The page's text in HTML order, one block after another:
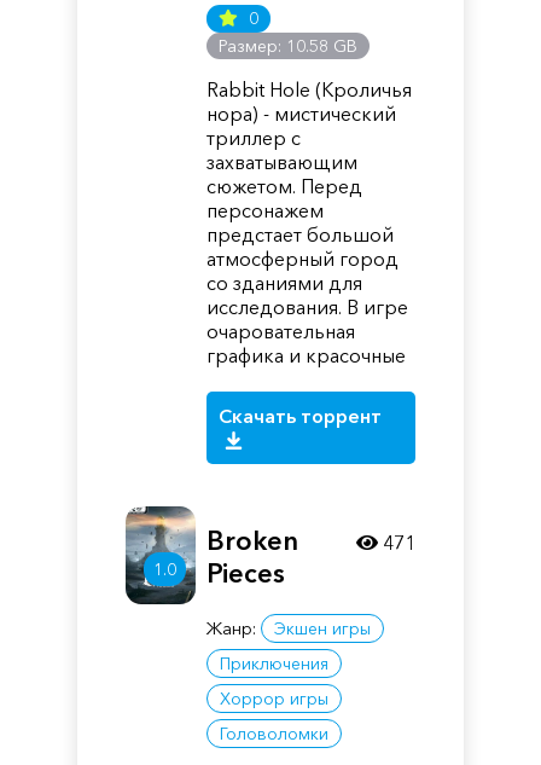
0
Размер: 10.58 GB
Rabbit Hole (Кроличья
нора) - мистический
триллер с
захватывающим
сюжетом. Перед
персонажем
предстает большой
атмосферный город
со зданиями для
исследования. В игре
очаровательная
графика и красочные
Скачать торрент
1.0
Broken
Pieces
Жанр:
Экшен игры
Приключения
Хоррор игры
Головоломки
471